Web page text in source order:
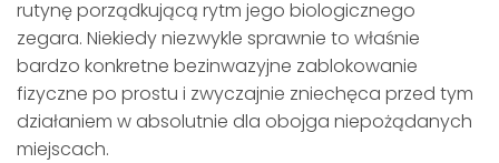
rutynę porządkującą rytm jego biologicznego
zegara. Niekiedy niezwykle sprawnie to właśnie
bardzo konkretne bezinwazyjne zablokowanie
fizyczne po prostu i zwyczajnie zniechęca przed tym
działaniem w absolutnie dla obojga niepożądanych
miejscach.